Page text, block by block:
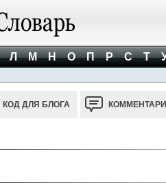
Л М Н О П Р С Т
КОД ДЛЯ БЛОГА